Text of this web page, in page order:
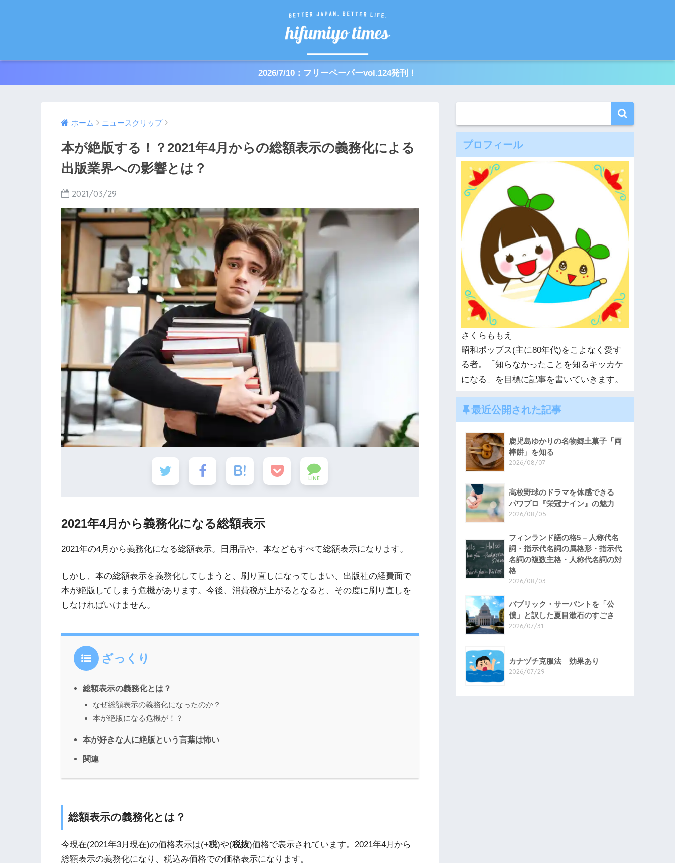
2026/7/10：フリーペーパーvol.124発刊！
ホーム ニュースクリップ
本が絶版する！？2021年4月からの総額表示の義務化による
出版業界への影響とは？
2021/03/29
LINE
2021年4月から義務化になる総額表示
2021年の4月から義務化になる総額表示。日用品や、本などもすべて総額表示になります。
しかし、本の総額表示を義務化してしまうと、刷り直しになってしまい、出版社の経費面で
本が絶版してしまう危機があります。今後、消費税が上がるとなると、その度に刷り直しを
しなければいけません。
ざっくり
総額表示の義務化とは？
なぜ総額表示の義務化になったのか？
本が絶版になる危機が！？
本が好きな人に絶版という言葉は怖い
関連
総額表示の義務化とは？
今現在(2021年3月現在)の価格表示は(+税)や(税抜)価格で表示されています。2021年4月から
総額表示の義務化になり、税込み価格での価格表示になります。
プロフィール
さくらももえ
昭和ポップス(主に80年代)をこよなく愛す
る者。「知らなかったことを知るキッカケ
になる」を目標に記事を書いていきます。
最近公開された記事
鹿児島ゆかりの名物郷土菓子「両
棒餅」を知る
2026/08/07
高校野球のドラマを体感できる
パワプロ『栄冠ナイン』の魅力
2026/08/05
フィンランド語の格5 – 人称代名
詞・指示代名詞の属格形・指示代
名詞の複数主格・人称代名詞の対
格
2026/08/03
パブリック・サーバントを「公
僕」と訳した夏目漱石のすごさ
2026/07/31
カナヅチ克服法 効果あり
2026/07/29